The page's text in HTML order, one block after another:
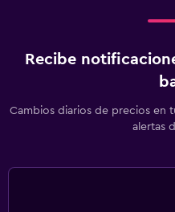
Recibe
Cambios diarios de precios en
alertas